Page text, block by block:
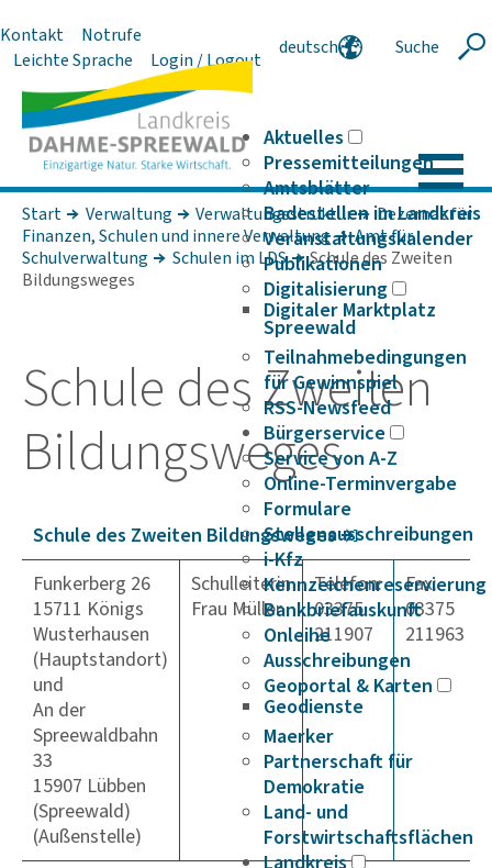
Kontakt
Notrufe
Leichte Sprache
Login / Logout
deutsch
Suche
Aktuelles
Pressemitteilungen
Amtsblätter
Badestellen im Landkreis
Veranstaltungskalender
Publikationen
Digitalisierung
Digitaler Marktplatz
Spreewald
Teilnahmebedingungen
für Gewinnspiel
RSS-Newsfeed
Bürgerservice
Service von A-Z
Online-Terminvergabe
Formulare
Stellenausschreibungen
i-Kfz
Kennzeichenreservierung
Bankbriefauskunft
Onleihe
Ausschreibungen
Geoportal & Karten
Geodienste
Maerker
Partnerschaft für
Demokratie
Land- und
Forstwirtschaftsflächen
Start Verwaltung Verwaltungsstruktur
Dezernat für
Finanzen, Schulen und innere Verwaltung
Amt für
Schulverwaltung
Schulen im LDS
Schule des Zweiten
Bildungsweges
Schule des Zweiten
Bildungs­weges
Schule des Zweiten Bildungs­weges
Funkerberg 26
15711 Königs
Wusterhausen
(Hauptstandort)
und
An der
Spreewaldbahn
33
15907 Lübben
(Spreewald)
(Außenstelle)
Schulleiterin
Frau Müller
Telefon:
03375
211907
Fax:
03375
211963